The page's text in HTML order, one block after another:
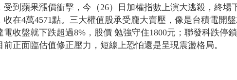
到蘋果漲價衝擊，今（26）日加權指數上演大逃殺，終場
收在4萬4571點。三大權值股承受龐大賣壓，像是台積電開盤
收盤就下跌超過8%，股價 勉強守住1800元；聯發科跌停
正面臨估值修正壓力，短線上恐怕還是呈現震盪格局。